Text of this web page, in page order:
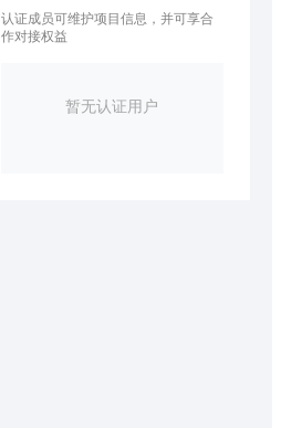
认证成员可维护项目信息，并可享合
作对接权益
暂无认证用户